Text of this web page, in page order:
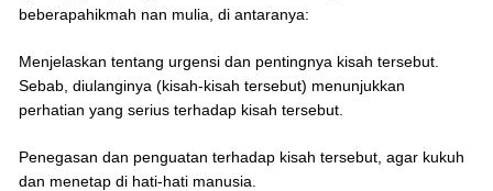
beberapahikmah nan mulia, di antaranya:
Menjelaskan tentang urgensi dan pentingnya kisah tersebut.
Sebab, diulanginya (kisah-kisah tersebut) menunjukkan
perhatian yang serius terhadap kisah tersebut.
Penegasan dan penguatan terhadap kisah tersebut, agar kukuh
dan menetap di hati-hati manusia.